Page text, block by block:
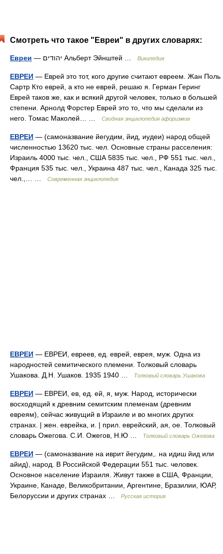
Смотреть что такое "Евреи" в других словарях:
Евреи — יהודים Альберт Эйнштей … Википедия
ЕВРЕИ — Еврей это тот, кого другие считают евреем. Жан Поль
Сартр Кто еврей, а кто не еврей, решаю я. Герман Геринг
Еврей таков же, как и всякий другой человек, только в большей
степени. Арнолд Форстер Еврей это то, что мы сделали из
него. Томас Маколей… …
Сводная энциклопедия афоризмов
ЕВРЕИ — (самоназвание йегудим, йид, иудеи) народ общей
численностью 13620 тыс. чел. Основные страны расселения:
Израиль 4000 тыс. чел., США 5835 тыс. чел., РФ 551 тыс. чел.,
Франция 535 тыс. чел., Украина 487 тыс. чел., Канада 325 тыс.
чел.,… …
Современная энциклопедия
ЕВРЕИ — ЕВРЕИ, евреев, ед. еврей, еврея, муж. Одна из
народностей семитического племени. Толковый словарь
Ушакова. Д.Н. Ушаков. 1935 1940 …
Толковый словарь Ушакова
ЕВРЕИ — ЕВРЕИ, ев, ед. ей, я, муж. Народ, исторически
восходящий к древним семитским племенам (древним
евреям), сейчас живущий в Израиле и во многих других
странах. | жен. еврейка, и. | прил. еврейский, ая, ое. Толковый
словарь Ожегова. С.И. Ожегов, Н.Ю …
Толковый словарь Ожегова
ЕВРЕИ — (самоназвание на иврит йегудим,. на идиш йид или
айид), народ. В Российской Федерации 551 тыс. человек.
Основное население Израиля. Живут также в США, Франции,
Украине, Канаде, Великобритании, Аргентине, Бразилии, ЮАР,
Белоруссии и других странах …
Русская история